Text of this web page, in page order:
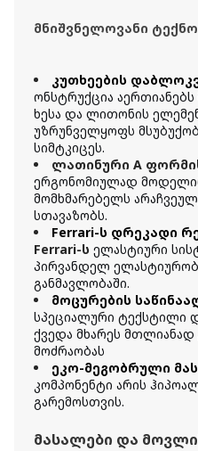
Item:
ფერი:
მნიშვნელოვანი
კუთხეების
ონსტრუქცია აერთიანებს
ხესა და ლითონის
უზრუნველყოფს
სიმტკიცეს.
ლათინური A
ერგონომიულად
მომხმარებელს
სთავაზობს.
Ferrari-ს დრეკადი
Ferrari-ს ელასტიური
პირვანდელ
განმავლობაში.
მოცურების
სპეციალური ტექსტილი
ქვედა მხარეს მთლიანად
მოძრაობას
ეკო-მეგობრული
კომპონენტი არის
გარემოსთვის.
მასალები და